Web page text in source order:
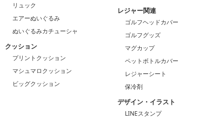
リュック
エアーぬいぐるみ
ぬいぐるみカチューシャ
クッション
プリントクッション
マシュマロクッション
ビッグクッション
レジャー関連
ゴルフヘッドカバー
ゴルフグッズ
マグカップ
ペットボトルカバー
レジャーシート
保冷剤
デザイン・イラスト
LINEスタンプ